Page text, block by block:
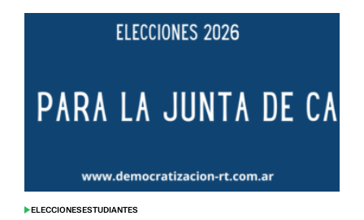
POSTED
ELECCIONESESTUDIANTES